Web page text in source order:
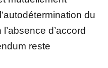
du
d’accord
reste